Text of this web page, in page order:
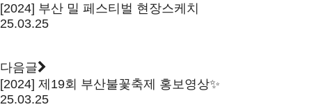
[2024] 부산 밀 페스티벌 현장스케치
25.03.25
다음글
[2024] 제19회 부산불꽃축제 홍보영상✨
25.03.25